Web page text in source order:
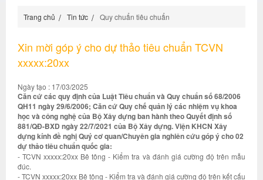
Trang chủ Tin tức Quy chuẩn tiêu chuẩn
Xin mời góp ý cho dự thảo tiêu chuẩn TCVN
xxxxx:20xx
Ngày tạo : 17/03/2025
Căn cứ các quy định của Luật Tiêu chuẩn và Quy chuẩn số 68/2006
QH11 ngày 29/6/2006; Căn cứ Quy chế quản lý các nhiệm vụ khoa
học và công nghệ của Bộ Xây dựng ban hành theo Quyết định số
881/QĐ-BXD ngày 22/7/2021 của Bộ Xây dựng. Viện KHCN Xây
dựng kính đề nghị Quý cơ quan/Chuyên gia nghiên cứu góp ý cho 02
dự thảo tiêu chuẩn quốc gia:
- TCVN xxxxx:20xx Bê tông - Kiểm tra và đánh giá cường độ trên mẫu
đúc.
- TCVN xxxxx:20xx Bê tông - Kiểm tra và đánh giá cường độ trên kết cấu